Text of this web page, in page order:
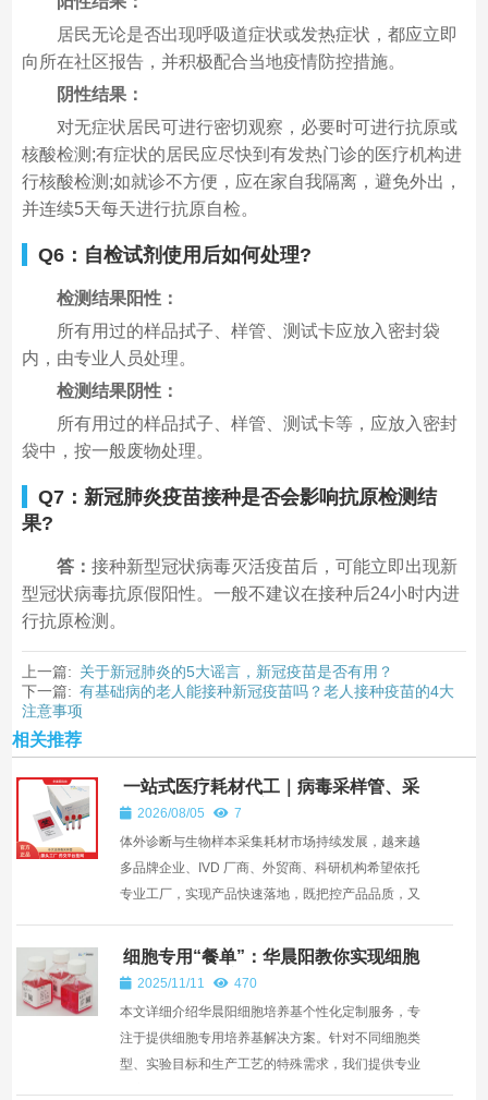
居民无论是否出现呼吸道症状或发热症状，都应立即
向所在社区报告，并积极配合当地疫情防控措施。
阴性结果：
对无症状居民可进行密切观察，必要时可进行抗原或
核酸检测;有症状的居民应尽快到有发热门诊的医疗机构进
行核酸检测;如就诊不方便，应在家自我隔离，避免外出，
并连续5天每天进行抗原自检。
Q6：自检试剂使用后如何处理?
检测结果阳性：
所有用过的样品拭子、样管、测试卡应放入密封袋
内，由专业人员处理。
检测结果阴性：
所有用过的样品拭子、样管、测试卡等，应放入密封
袋中，按一般废物处理。
Q7：新冠肺炎疫苗接种是否会影响抗原检测结
果?
答： 接种新型冠状病毒灭活疫苗后，可能立即出现新
型冠状病毒抗原假阳性。一般不建议在接种后24小时内进
行抗原检测。
上一篇: 关于新冠肺炎的5大谣言，新冠疫苗是否有用？
下一篇: 有基础病的老人能接种新冠疫苗吗？老人接种疫苗的4大
注意事项
相关推荐
一站式医疗耗材代工｜病毒采样管、采
样拭子、棉签杆注塑、来料加工服务
—— 深圳市华晨阳科技有限公司
2026/08/05
7
体外诊断与生物样本采集耗材市场持续发展，越来越
多品牌企业、IVD 厂商、外贸商、科研机构希望依托
专业工厂，实现产品快速落地，既把控产品品质，又
细胞专用“餐单”：华晨阳教你实现细胞
培养基个性化定制
2025/11/11
470
本文详细介绍华晨阳细胞培养基个性化定制服务，专
注于提供细胞专用培养基解决方案。针对不同细胞类
型、实验目标和生产工艺的特殊需求，我们提供专业